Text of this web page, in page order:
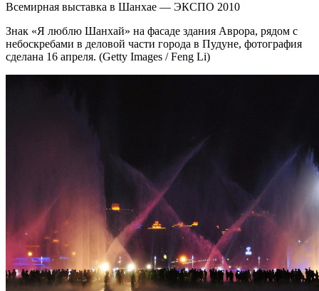
Всемирная выставка в Шанхае — ЭКСПО 2010
Знак «Я люблю Шанхай» на фасаде здания Аврора, рядом с
небоскребами в деловой части города в Пудуне, фотография
сделана 16 апреля. (Getty Images / Feng Li)